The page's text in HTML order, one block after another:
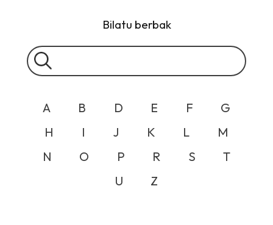
Bilatu berbak
A B D E F
G
H
I J K L
M
N
O P R S
T
U
Z